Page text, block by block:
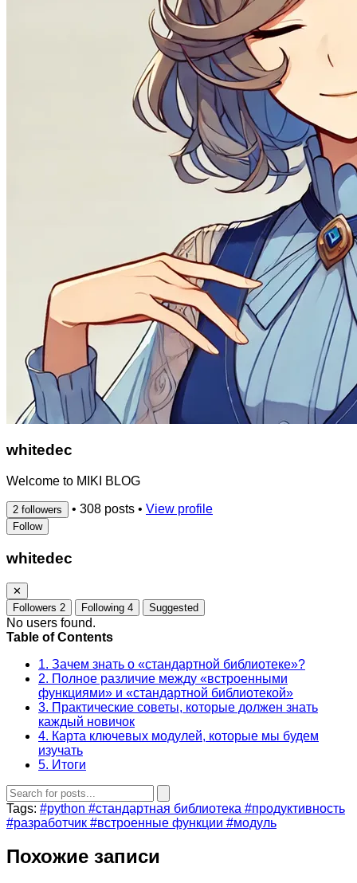
whitedec
Welcome to MIKI BLOG
2 followers • 308 posts • View profile
Follow
whitedec
✕
Followers 2 Following 4 Suggested
No users found.
Table of Contents
1. Зачем знать о «стандартной библиотеке»?
2. Полное различие между «встроенными
функциями» и «стандартной библиотекой»
3. Практические советы, которые должен знать
каждый новичок
4. Карта ключевых модулей, которые мы будем
изучать
5. Итоги
Tags: #python #стандартная библиотека #продуктивность
#разработчик #встроенные функции #модуль
Похожие записи